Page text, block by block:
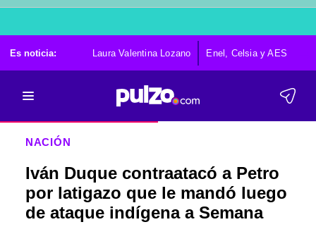
Es noticia: Laura Valentina Lozano Enel, Celsia y AES
NACIÓN
Iván Duque contraatacó a Petro
por latigazo que le mandó luego
de ataque indígena a Semana